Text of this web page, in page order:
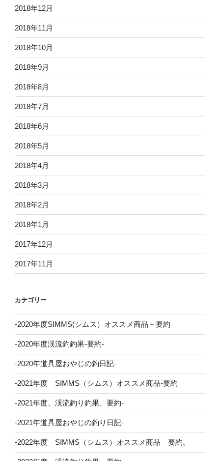
2018年12月
2018年11月
2018年10月
2018年9月
2018年8月
2018年7月
2018年6月
2018年5月
2018年4月
2018年3月
2018年2月
2018年1月
2017年12月
2017年11月
カテゴリー
-2020年度SIMMS(シムス）オススメ商品－要約
-2020年度渓流釣釣果-要約-
-2020年道具屋おやじの釣日記-
-2021年度 SIMMS（シムス）オススメ商品-要約
-2021年度、渓流釣り釣果、要約-
-2021年道具屋おやじの釣り日記-
-2022年度 SIMMS（シムス）オススメ商品 要約。